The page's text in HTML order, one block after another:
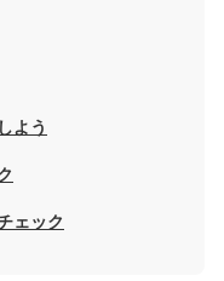
よう
ェック